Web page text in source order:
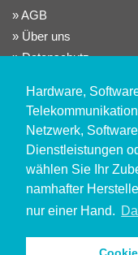
Hardware,
Netzwerk,
Dienstleistungen
wählen Sie Ihr
namhafter
nur einer Hand.
AGB
Über uns
Datenschutz
Impressum
Konto
Kundenlogin
Registrieren
Alle Preisangaben